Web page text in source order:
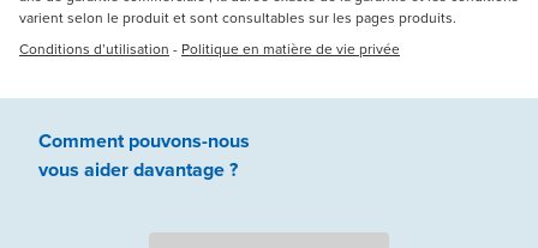
varient selon le produit et sont consultables sur les pages produits.
Conditions d’utilisation - Politique en matière de vie privée
Comment pouvons-nous
vous aiderdavantage ?